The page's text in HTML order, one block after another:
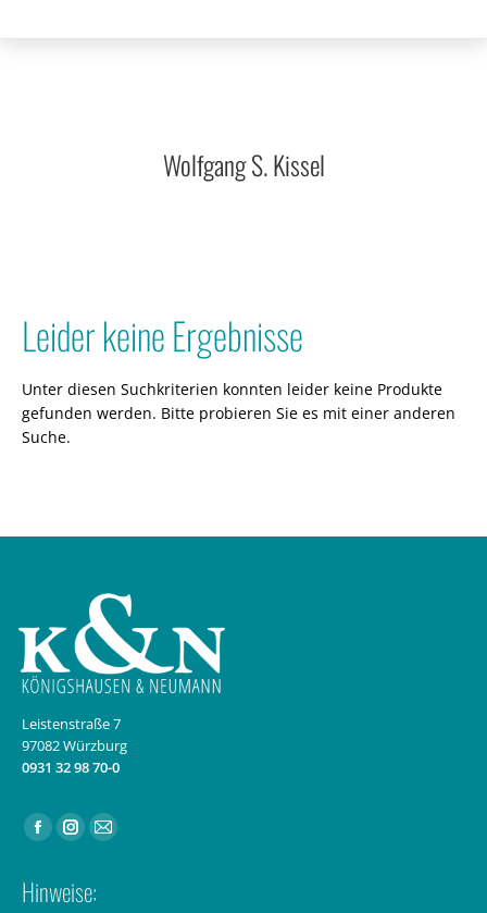
Wolfgang S. Kissel
Leider keine Ergebnisse
Unter diesen Suchkriterien konnten leider keine Produkte
gefunden werden. Bitte probieren Sie es mit einer anderen
Suche.
Leistenstraße 7
97082 Würzburg
0931 32 98 70-0
Finden Sie uns auf:
Facebook
opens
Instagram
opens
E-
Hinweise: